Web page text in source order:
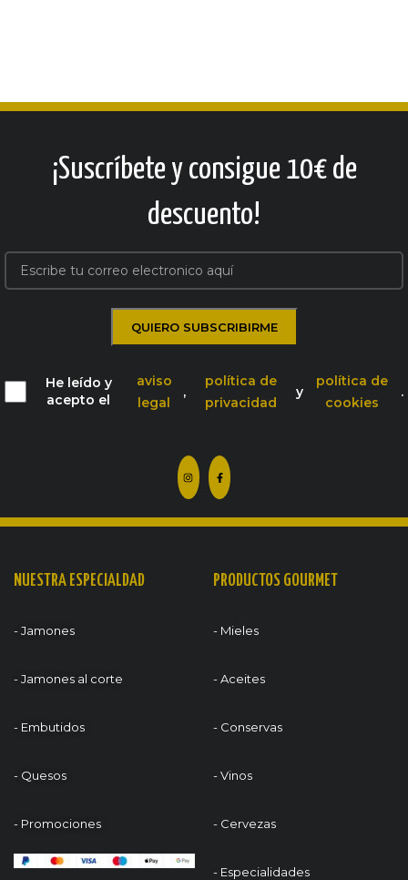
¡Suscríbete y consigue 10€ de
descuento!
He leído y
acepto el
aviso
legal
,
política de
privacidad
y
política de
cookies
.
NUESTRA ESPECIALDAD
- Jamones
- Jamones al corte
- Embutidos
- Quesos
- Promociones
PRODUCTOS GOURMET
- Mieles
- Aceites
- Conservas
- Vinos
- Cervezas
- Especialidades